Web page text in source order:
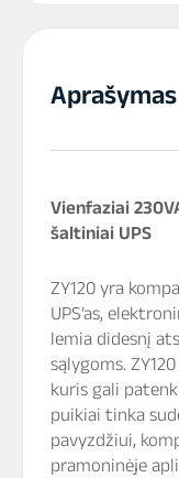
Aprašymas
Vienfaziai
šaltiniai UPS
ZY120 yra
UPS’as,
lemia didesnį
sąlygoms.
kuris gali
puikiai tinka
pavyzdžiui,
pramoninėje